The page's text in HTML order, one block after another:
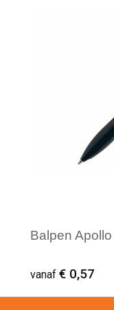
Balpen
vanaf € 0,57